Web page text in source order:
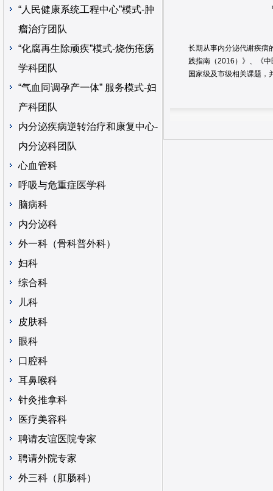
“人民健康系统工程中心”模式-肿
瘤治疗团队
“化腐再生除顽疾”模式-烧伤疮疡
学科团队
“气血同调孕产一体” 服务模式-妇
产科团队
内分泌疾病逆转治疗和康复中心-
内分泌科团队
心血管科
呼吸与危重症医学科
脑病科
内分泌科
外一科（骨科普外科）
妇科
综合科
儿科
皮肤科
眼科
口腔科
耳鼻喉科
针灸推拿科
医疗美容科
聘请友谊医院专家
聘请外院专家
外三科（肛肠科）
长期从事内分泌代谢疾病
践指南（2016）》、《
国家级及市级相关课题，